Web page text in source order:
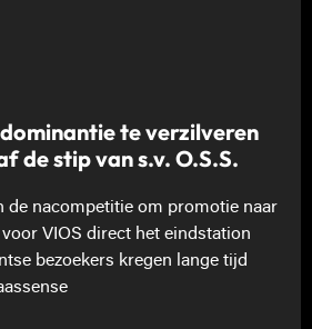
te verzilveren
de stip van s.v. O.S.S.
de nacompetitie om promotie naar
VIOS direct het eindstation
bezoekers kregen lange tijd